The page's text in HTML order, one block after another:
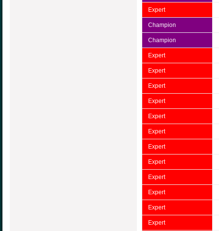
Expert
Champion
Champion
Expert
Expert
Expert
Expert
Expert
Expert
Expert
Expert
Expert
Expert
Expert
Expert